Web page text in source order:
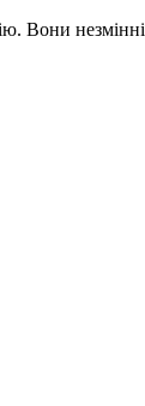
Вони